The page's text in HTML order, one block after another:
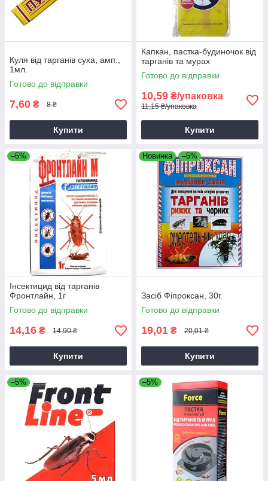
Куля від тарганів суха, амп.,
1мл.
Готово до відправки
7,60 ₴ 8 ₴
Купити
Капкан, пастка-будиночок від
тарганів та мурах
Готово до відправки
10,59 ₴/упаковка
11,15 ₴/упаковка
Купити
–5%
Інсектицид від тарганів
Фронтлайн, 1г
Готово до відправки
14,16 ₴ 14,90 ₴
Купити
Новинка –5%
Засіб Фіпроксан, 30г.
Готово до відправки
19,01 ₴ 20,01 ₴
Купити
–5% –5%